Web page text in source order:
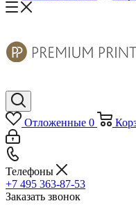
Отложенные 0
Телефоны
+7 495 363-87-53
Заказать звонок